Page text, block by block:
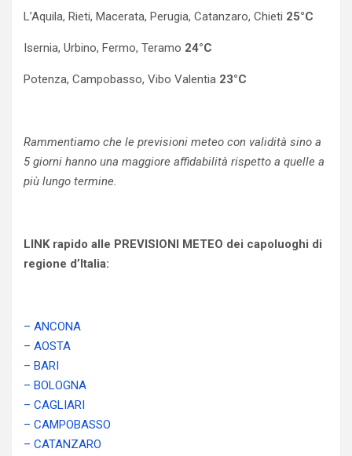
L’Aquila, Rieti, Macerata, Perugia, Catanzaro, Chieti 25°C
Isernia, Urbino, Fermo, Teramo 24°C
Potenza, Campobasso, Vibo Valentia 23°C
Rammentiamo che le previsioni meteo con validità sino a
5 giorni hanno una maggiore affidabilità rispetto a quelle a
più lungo termine.
LINK rapido alle PREVISIONI METEO dei capoluoghi di
regione d’Italia:
– ANCONA
– AOSTA
– BARI
– BOLOGNA
– CAGLIARI
– CAMPOBASSO
– CATANZARO